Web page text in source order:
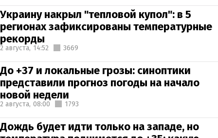
Украину накрыл "тепловой купол": в 5
регионах зафиксированы температурные
рекорды
2 августа, 14:52 3669
До +37 и локальные грозы: синоптики
представили прогноз погоды на начало
новой недели
2 августа, 08:00 1793
Дождь будет идти только на западе, но